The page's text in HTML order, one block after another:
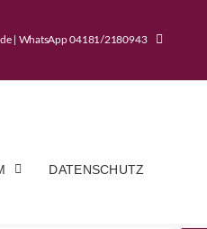
| WhatsApp 04181/2180943
DATENSCHUTZ